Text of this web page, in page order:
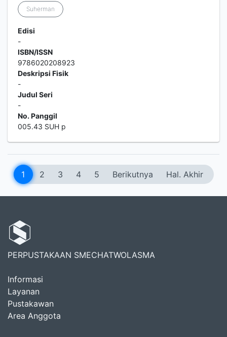
Suherman
Edisi
-
ISBN/ISSN
9786020208923
Deskripsi Fisik
-
Judul Seri
-
No. Panggil
005.43 SUH p
1 2 3 4 5 Berikutnya Hal. Akhir
PERPUSTAKAAN SMECHATWOLASMA
Informasi
Layanan
Pustakawan
Area Anggota